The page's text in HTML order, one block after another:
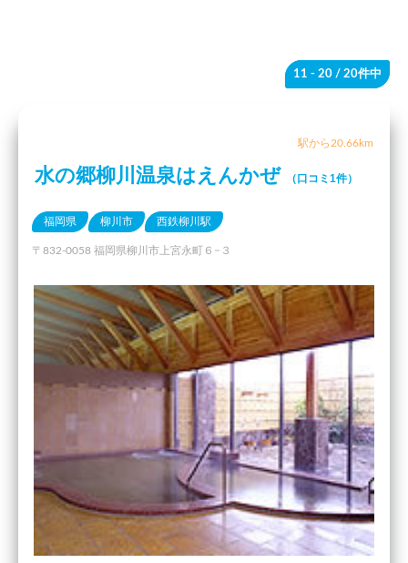
11 - 20 / 20件中
駅から20.66km
水の郷柳川温泉はえんかぜ （口コミ1件）
福岡県 柳川市 西鉄柳川駅
〒832-0058 福岡県柳川市上宮永町６−３